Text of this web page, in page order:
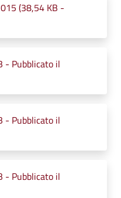
(38,54 KB -
- Pubblicato il
- Pubblicato il
- Pubblicato il